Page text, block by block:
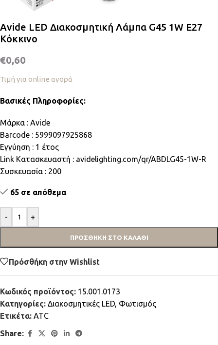
Avide LED Διακοσμητική Λάμπα G45 1W E27
Κόκκινο
€0,60
Τιμή για online αγορά
Βασικές Πληροφορίες:
Μάρκα : Avide
Barcode : 5999097925868
Εγγύηση : 1 έτος
Link Κατασκευαστή : avidelighting.com/qr/ABDLG45-1W-R
Συσκευασία : 200
65 σε απόθεμα
- +
ΠΡΟΣΘΉΚΗ ΣΤΟ ΚΑΛΆΘΙ
Πρόσθήκη στην Wishlist
Κωδικός προϊόντος: 15.001.0173
Κατηγορίες: Διακοσμητικές LED, Φωτισμός
Ετικέτα: ATC
Share: